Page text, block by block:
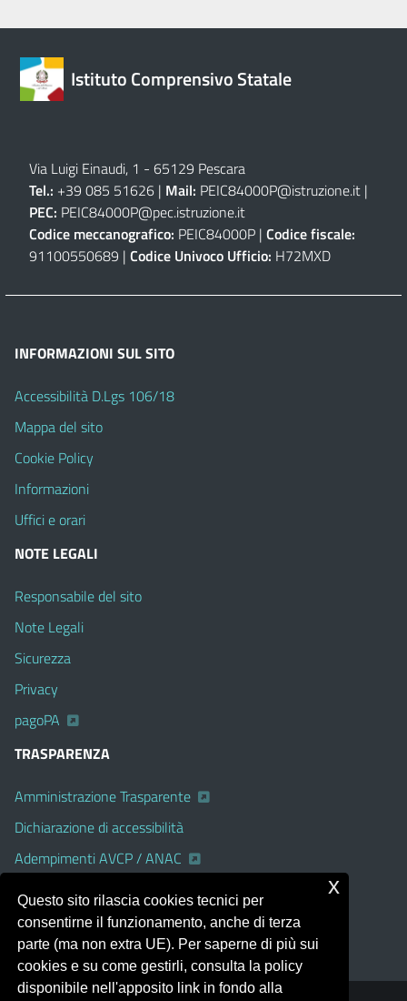
Istituto Comprensivo Statale
Via Luigi Einaudi, 1 - 65129 Pescara
Tel.: +39 085 51626 | Mail: PEIC84000P@istruzione.it |
PEC: PEIC84000P@pec.istruzione.it
Codice meccanografico: PEIC84000P | Codice fiscale:
91100550689 | Codice Univoco Ufficio: H72MXD
INFORMAZIONI SUL SITO
Accessibilità D.Lgs 106/18
Mappa del sito
Cookie Policy
Informazioni
Uffici e orari
NOTE LEGALI
Responsabile del sito
Note Legali
Sicurezza
Privacy
pagoPA
TRASPARENZA
Amministrazione Trasparente
Dichiarazione di accessibilità
Adempimenti AVCP / ANAC
Albo Pretorio on line
Accesso Civico
Questo sito rilascia cookies tecnici per
consentirne il funzionamento, anche di terza
parte (ma non extra UE). Per saperne di più sui
cookies e su come gestirli, consulta la policy
disponibile nell'apposito link in fondo alla
x